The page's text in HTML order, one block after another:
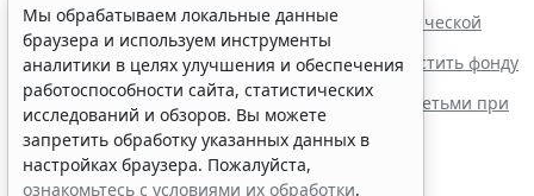
Суд поддержал увольнение за пересылку коммерческой
тайны на личную почту
Верховный Суд РФ заставил работодателя возместить фонду
переплату пособия
КС РФ не изменил подход по допуску к работе с детьми при
прошлой судимости
Мы обрабатываем локальные данные
браузера и используем инструменты
аналитики в целях улучшения и обеспечения
работоспособности сайта, статистических
исследований и обзоров. Вы можете
запретить обработку указанных данных в
настройках браузера. Пожалуйста,
ознакомьтесь с условиями их обработки.